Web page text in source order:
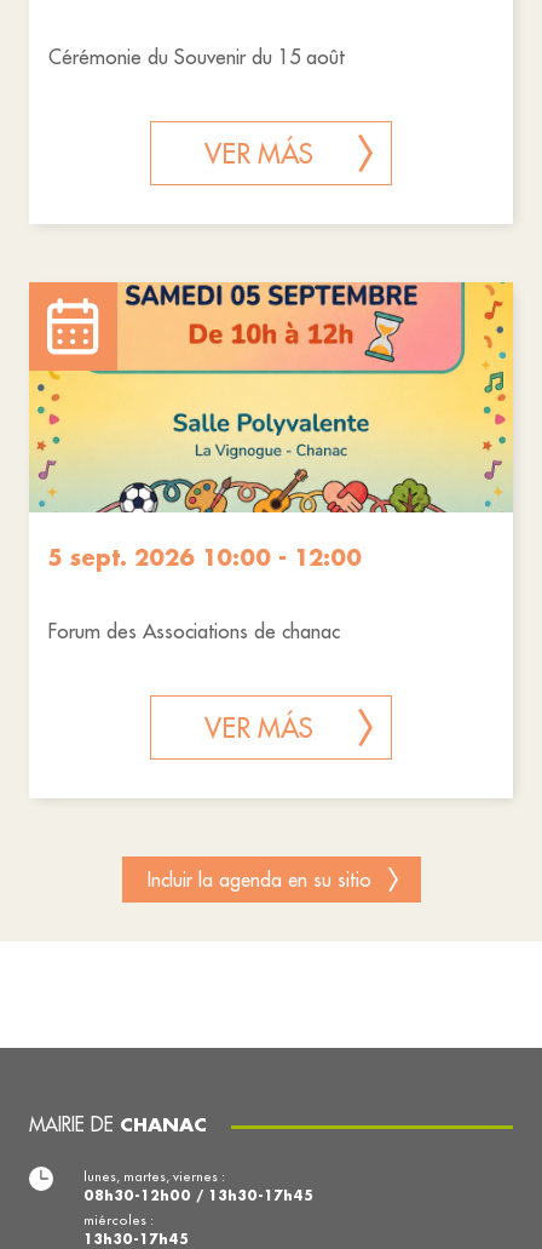
Cérémonie du Souvenir du 15 août
VER MÁS
5 sept. 2026 10:00 - 12:00
Forum des Associations de chanac
VER MÁS
Incluir la agenda en su sitio
MAIRIE DE CHANAC
lunes, martes, viernes :
08h30-12h00 / 13h30-17h45
miércoles :
13h30-17h45